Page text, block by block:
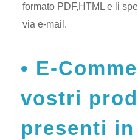
formato PDF,HTML e li
via e-mail.
E-
vostri
presenti in